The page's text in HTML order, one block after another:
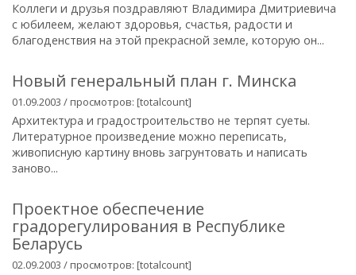
Коллеги и друзья поздравляют Владимира Дмитриевича
с юбилеем, желают здоровья, счастья, радости и
благоденствия на этой прекрасной земле, которую он...
Новый генеральный план г. Минска
01.09.2003 / просмотров: [totalcount]
Архитектура и градостроительство не терпят суеты.
Литературное произведение можно переписать,
живописную картину вновь загрунтовать и написать
заново...
Проектное обеспечение
градорегулирования в Республике
Беларусь
02.09.2003 / просмотров: [totalcount]